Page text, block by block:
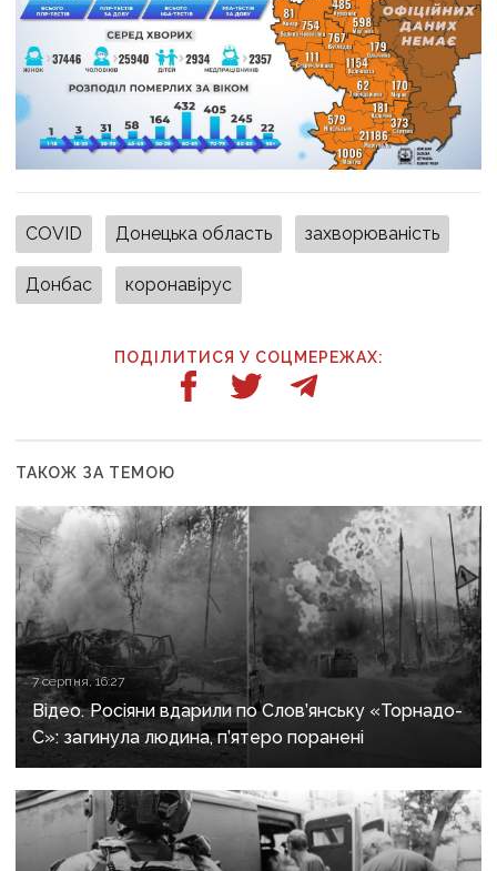
COVID Донецька область захворюваність
Донбас коронавірус
ПОДІЛИТИСЯ У СОЦМЕРЕЖАХ:
ТАКОЖ ЗА ТЕМОЮ
7 серпня, 16:27
Відео. Росіяни вдарили по Слов’янську «Торнадо-
С»: загинула людина, п’ятеро поранені